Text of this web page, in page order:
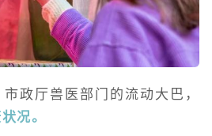
市政厅兽医部门的流动大巴，
况。